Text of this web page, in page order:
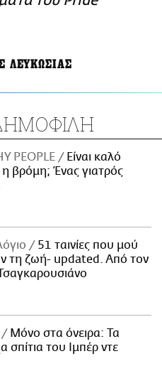
ΛΕΥΚΩΣΙΑΣ
PEOPLE
Είναι καλό
η βρόμη; Ένας γιατρός
51 ταινίες που μού
τη ζωή- updated. Aπό τον
Μόνο στα όνειρα: Τα
σπίτια του Ιμπέρ ντε